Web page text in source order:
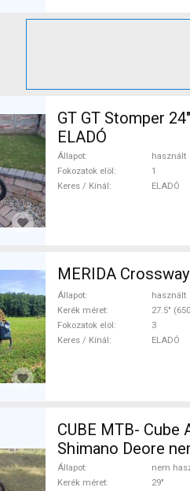
GT GT Stomper
ELADÓ
Állapot
használt
Fokozatok elöl
1
Keres / Kínál
ELADÓ
MERIDA
Állapot
használt
Kerék méret
27.5"
Fokozatok elöl
3
Keres / Kínál
ELADÓ
CUBE MTB-
Shimano Deore
Állapot
nem
Kerék méret
29"